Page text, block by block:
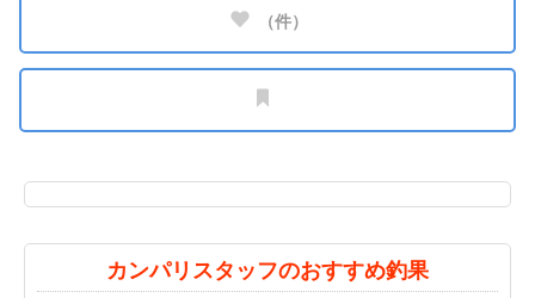
（件）
カンパリスタッフのおすすめ釣果